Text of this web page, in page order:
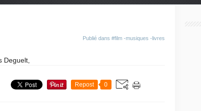
Publié dans #film -musiques -livres
Deguelt,
Repost 0